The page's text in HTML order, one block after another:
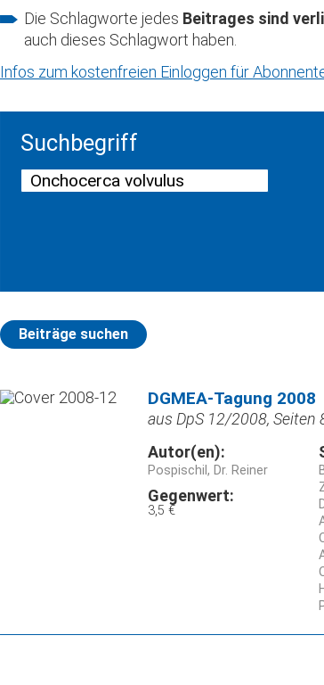
Die Schlagworte jedes Beitrages sind
auch dieses Schlagwort haben.
Infos zum kostenfreien Einloggen für
Suchbegriff
Beiträge suchen
DGMEA-Tagung 2008
aus DpS 12/2008, Seiten
Autor(en):
Pospischil, Dr. Reiner
Gegenwert:
3,5 €